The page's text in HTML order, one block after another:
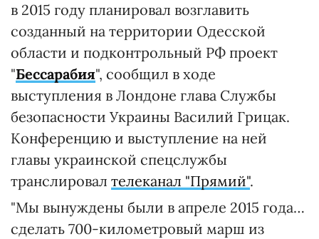
в 2015 году планировал возглавить
созданный на территории Одесской
области и подконтрольный РФ проект
"Бессарабия", сообщил в ходе
выступления в Лондоне глава Службы
безопасности Украины Василий Грицак.
Конференцию и выступление на ней
главы украинской спецслужбы
транслировал телеканал "Прямий".
"Мы вынуждены были в апреле 2015 года…
сделать 700-километровый марш из